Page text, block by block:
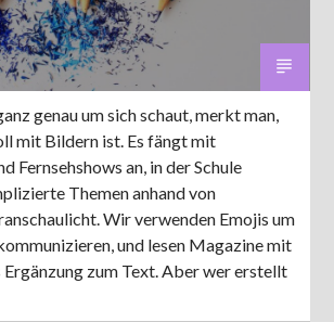
genau um sich schaut, merkt man,
mit Bildern ist. Es fängt mit
Fernsehshows an, in der Schule
Themen anhand von
Wir verwenden Emojis um
und lesen Magazine mit
Ergänzung zum Text. Aber wer erstellt